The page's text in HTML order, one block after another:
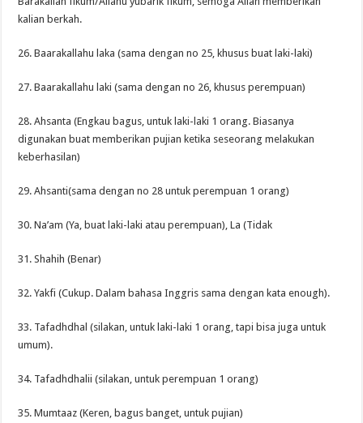
kalian berkah.
26. Baarakallahu laka (sama dengan no 25, khusus buat laki-laki)
27. Baarakallahu laki (sama dengan no 26, khusus perempuan)
28. Ahsanta (Engkau bagus, untuk laki-laki 1 orang. Biasanya
digunakan buat memberikan pujian ketika seseorang melakukan
keberhasilan)
29. Ahsanti(sama dengan no 28 untuk perempuan 1 orang)
30. Na’am (Ya, buat laki-laki atau perempuan), La (Tidak
31. Shahih (Benar)
32. Yakfi (Cukup. Dalam bahasa Inggris sama dengan kata enough).
33. Tafadhdhal (silakan, untuk laki-laki 1 orang, tapi bisa juga untuk
umum).
34. Tafadhdhalii (silakan, untuk perempuan 1 orang)
35. Mumtaaz (Keren, bagus banget, untuk pujian)